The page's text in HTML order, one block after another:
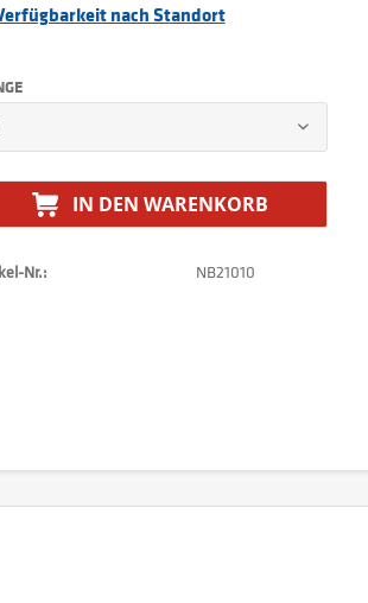
nach Standort
IN DEN WARENKORB
Nr.: NB21010